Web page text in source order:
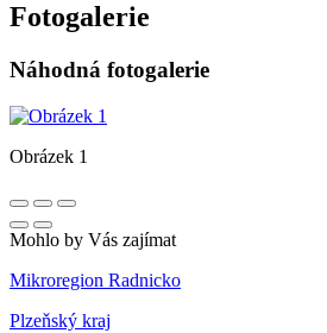
Fotogalerie
Náhodná fotogalerie
Obrázek 1
Mohlo by Vás zajímat
Mikroregion Radnicko
Plzeňský kraj